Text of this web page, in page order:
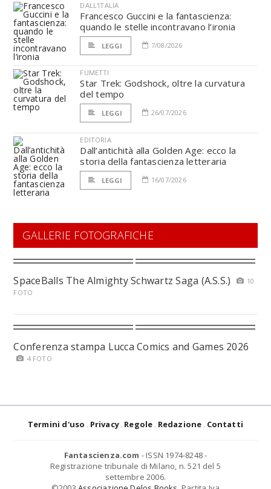
DALL'ITALIA
Francesco Guccini e la fantascienza:
quando le stelle incontravano l’ironia
LEGGI 7/08/2026
FUMETTI
Star Trek: Godshock, oltre la curvatura
del tempo
LEGGI 26/07/2026
EDITORIA
Dall’antichità alla Golden Age: ecco la
storia della fantascienza letteraria
LEGGI 16/07/2026
GALLERIE FOTOGRAFICHE
SpaceBalls The Almighty Schwartz Saga (A.S.S.)
10
FOTO
Conferenza stampa Lucca Comics and Games 2026
4 FOTO
Termini d'uso Privacy Regole Redazione Contatti
Fantascienza.com - ISSN 1974-8248 -
Registrazione tribunale di Milano, n. 521 del 5
settembre 2006.